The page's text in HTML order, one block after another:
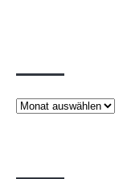
Beiträge